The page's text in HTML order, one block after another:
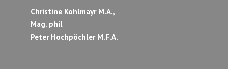
Christine Kohlmayr M.A.,
Mag. phil
Peter Hochpöchler M.F.A.